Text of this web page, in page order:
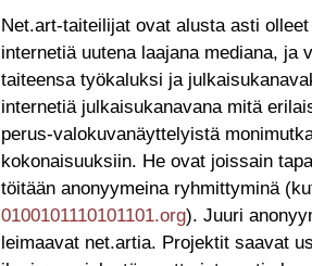
Net.art-taiteilijat ovat alusta asti
internetiä uutena laajana mediana, ja
taiteensa työkaluksi ja
internetiä julkaisukanavana mitä
perus-valokuvanäyttelyistä
kokonaisuuksiin. He ovat joissain
töitään anonyymeina ryhmittyminä
0100101110101101.org). Juuri
leimaavat net.artia. Projektit saavat